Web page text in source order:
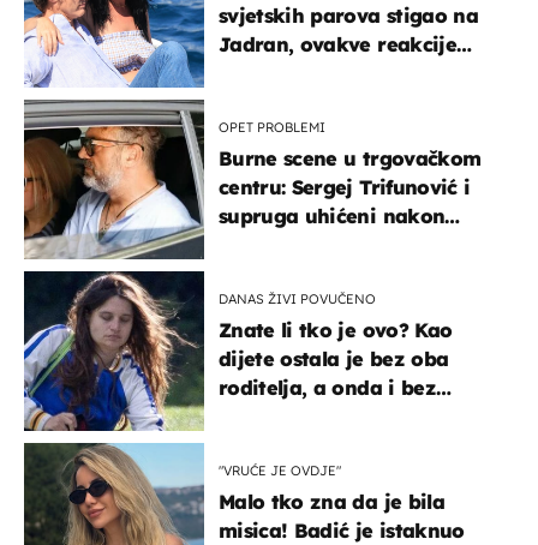
svjetskih parova stigao na
Jadran, ovakve reakcije
OPET PROBLEMI
Burne scene u trgovačkom
centru: Sergej Trifunović i
supruga uhićeni nakon
DANAS ŽIVI POVUČENO
Znate li tko je ovo? Kao
dijete ostala je bez oba
roditelja, a onda i bez
"VRUĆE JE OVDJE"
Malo tko zna da je bila
misica! Badić je istaknuo